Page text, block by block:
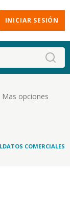
INICIAR SESIÓN
Mas opciones
DATOS COMERCIALES